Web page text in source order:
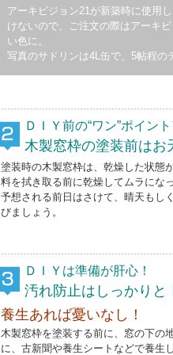
アーキビジョン21が新築時に使用
けないので、ご注文の際はアーキ
い色に。
写真のサドリンは4L缶で、5帖程の
ＤＩＹ前の“ワン”ポイン
木製窓枠の塗装前はお
塗装時の木製窓枠は、乾燥した状態
料を拭き取る前に乾燥してムラにな
予想される前日はさけて、晴天もし
びましょう。
ＤＩＹは準備が肝心！
汚れ防止はしっかりと
養生あれば憂いなし！
木製窓枠を塗装する前に、窓の下の
に、古新聞や養生シートなどで養生